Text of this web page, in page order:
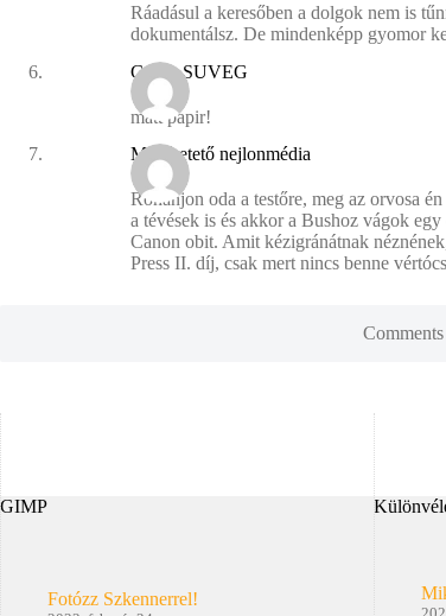
Ráadásul a keresőben a dolgok nem is
dokumentálsz. De mindenképp gyomor
Gabor SUVEG
matt papir!
Madáretető nejlonmédia
Rohanjon oda a testőre, meg az orvosa
a tévések is és akkor a Bushoz vágok
Canon obit. Amit kézigránátnak
Press II. díj, csak mert nincs benne
GIMP
Fotózz Szkennerrel!